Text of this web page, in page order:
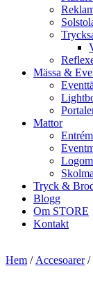
Mässa &
Mattor
Tryck &
Blogg
Om STORE
Kontakt
Hem / Accesoarer/